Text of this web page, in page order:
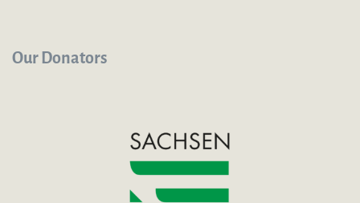
Our Donators